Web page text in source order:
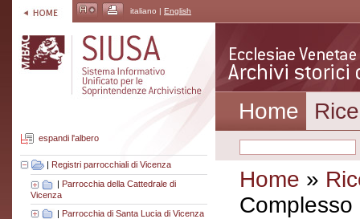
italiano | English
espandi l'albero
| Registri parrocchiali di Vicenza
| Parrocchia della Cattedrale di
Vicenza
| Parrocchia di Santa Lucia di Vicenza
Home
Home »